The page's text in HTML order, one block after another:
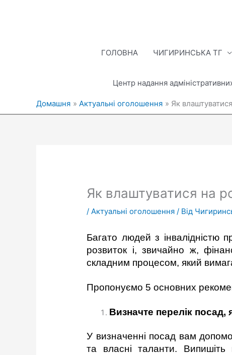
ГОЛОВНА ЧИГИРИНСЬКА ТГ
Центр надання
Домашня Актуальні оголошення Як
Як влаштуватися на
/Актуальні оголошення / Від
Багато людей з інвалідністю
розвиток і, звичайно ж,
складним процесом, який
Пропонуємо 5 основних
Визначте перелік посад,
У визначенні посад вам
та власні таланти.